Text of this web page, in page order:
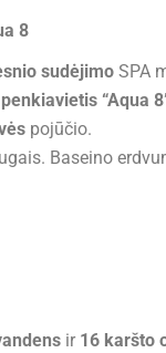
8
sudėjimo SPA
penkiavietis “Aqua
pojūčio.
Baseino
ir 16 karšto